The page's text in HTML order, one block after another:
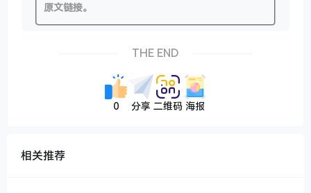
原文链接。
THE END
0 分享 二维码 海报
相关推荐